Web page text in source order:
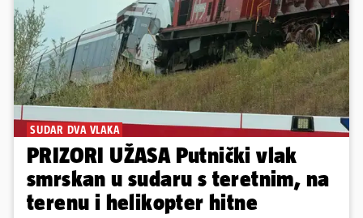
SUDAR DVA VLAKA
PRIZORI UŽASA Putnički vlak
smrskan u sudaru s teretnim, na
terenu i helikopter hitne